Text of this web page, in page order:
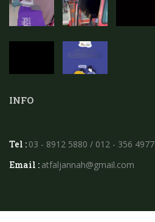
INFO
Tel : 03 - 8912 5880 / 012 - 356 4977
Email : atfaljannah@gmail.com